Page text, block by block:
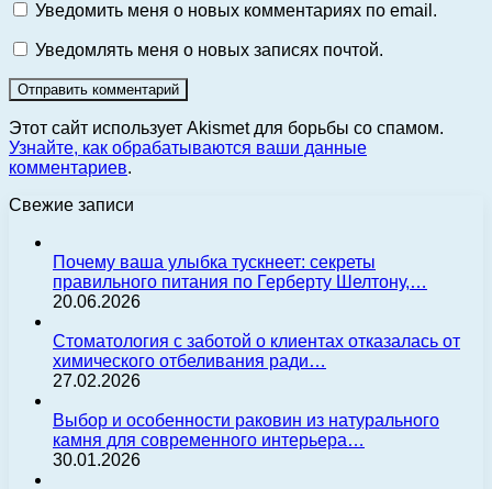
Уведомить меня о новых комментариях по email.
Уведомлять меня о новых записях почтой.
Этот сайт использует Akismet для борьбы со спамом.
Узнайте, как обрабатываются ваши данные
комментариев.
Свежие записи
Почему ваша улыбка тускнеет: секреты
правильного питания по Герберту Шелтону,…
20.06.2026
Стоматология с заботой о клиентах отказалась от
химического отбеливания ради…
27.02.2026
Выбор и особенности раковин из натурального
камня для современного интерьера…
30.01.2026